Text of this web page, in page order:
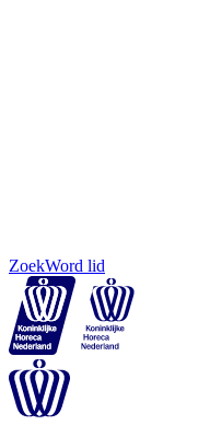
ZoekWord lid